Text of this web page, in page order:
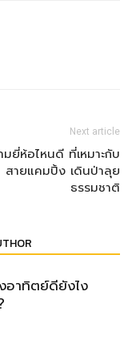
Next article
มยี่ห้อไหนดี ที่เหมาะกับ
สายแคมปิ้ง เดินป่าลุย
ธรรมชาติ
อาทิตย์ดียังไง